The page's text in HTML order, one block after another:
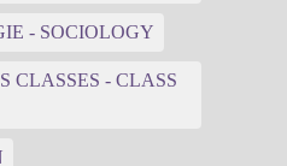
- SOCIOLOGY
CLASSES - CLASS